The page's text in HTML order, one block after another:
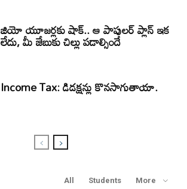
జియో యూజర్లకు షాక్.. ఆ పాపులర్ ప్లాన్ ఇక
లేదు, మీ జేబుకు చిల్లు పడాల్సిందే
Income Tax: డిడక్షన్లు కొనసాగుతాయా.
All Students More